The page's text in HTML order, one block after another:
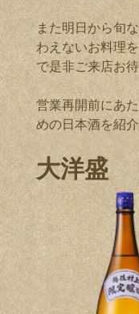
また明日から旬
わえないお料理
で是非ご来店お
営業再開前にあ
めの日本酒を紹
大洋盛